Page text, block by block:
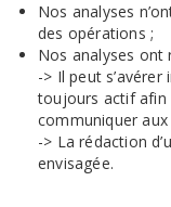
Nos analyses
des opérations ;
Nos analyses ont
-> Il peut
toujours actif afin
communiquer aux
-> La rédaction
envisagée.